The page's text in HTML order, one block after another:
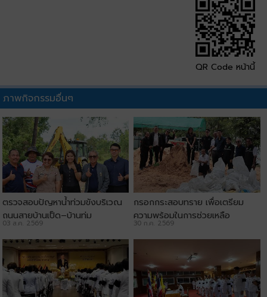
QR Code หน้านี้
ภาพกิจกรรมอื่นๆ
ตรวจสอบปัญหาน้ำท่วมขังบริเวณ
ถนนสายบ้านเป็ด–บ้านทุ่ม
03 ส.ค. 2569
กรอกกระสอบทราย เพื่อเตรียม
ความพร้อมในการช่วยเหลือ
ประชาชน
30 ก.ค. 2569